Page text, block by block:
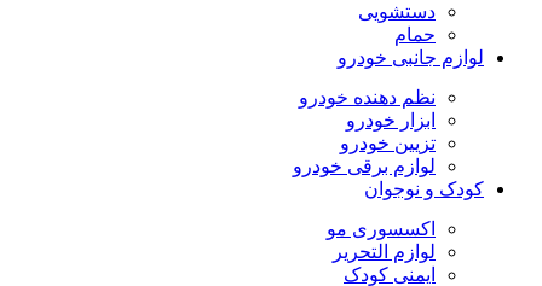
دستشویی
حمام
لوازم جانبی خودرو
نظم دهنده خودرو
ابزار خودرو
تزیین خودرو
لوازم برقی خودرو
کودک و نوجوان
اکسسوری مو
لوازم التحریر
ایمنی کودک